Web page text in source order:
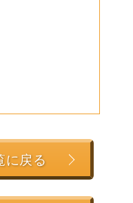
に戻る